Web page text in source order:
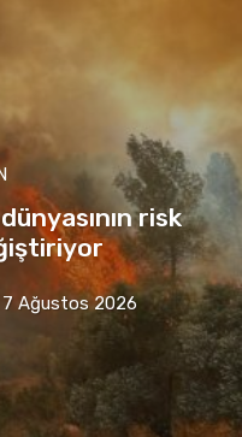
risk
7 Ağustos 2026